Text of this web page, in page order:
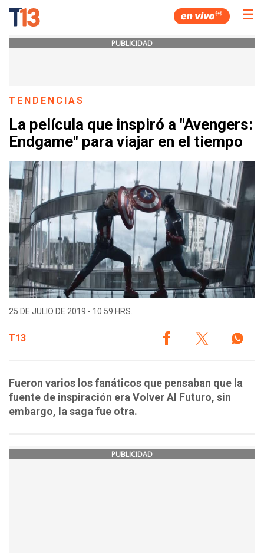
☰
PUBLICIDAD
TENDENCIAS
La película que inspiró a "Avengers:
Endgame" para viajar en el tiempo
25 DE JULIO DE 2019 - 10:59 HRS.
T13
Fueron varios los fanáticos que pensaban que la
fuente de inspiración era Volver Al Futuro, sin
embargo, la saga fue otra.
PUBLICIDAD